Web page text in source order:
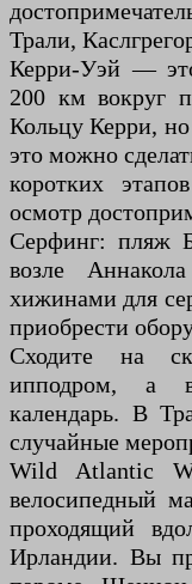
Трали,
Керри-Уэй —
200 км вокруг
Кольцу Керри,
это можно
коротких
осмотр
Серфинг: пляж
возле
хижинами для
приобрести
Сходите на
ипподром, а
календарь. В
случайные
Wild Atlantic
велосипедный
проходящий
Ирландии. Вы